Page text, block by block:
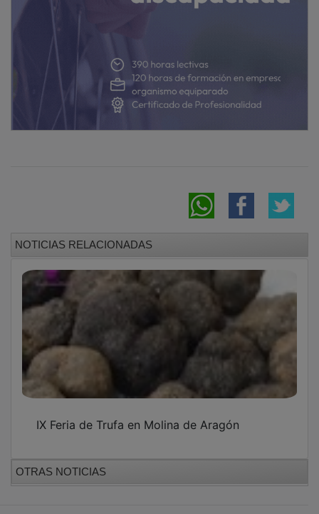
OTRAS NOTICIAS